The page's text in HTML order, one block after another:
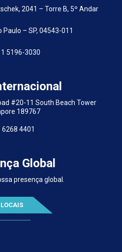
2041 – Torre B, 5º Andar
Paulo – SP, 04543-011
5196-3030
#20-11 South Beach Tower
189767
6268 4401
Global
presença global.
LOCAIS